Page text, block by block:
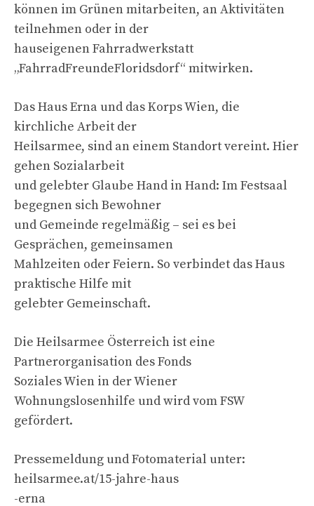
können im Grünen mitarbeiten, an Aktivitäten
teilnehmen oder in der
hauseigenen Fahrradwerkstatt
„FahrradFreundeFloridsdorf“ mitwirken.
Das Haus Erna und das Korps Wien, die
kirchliche Arbeit der
Heilsarmee, sind an einem Standort vereint. Hier
gehen Sozialarbeit
und gelebter Glaube Hand in Hand: Im Festsaal
begegnen sich Bewohner
und Gemeinde regelmäßig – sei es bei
Gesprächen, gemeinsamen
Mahlzeiten oder Feiern. So verbindet das Haus
praktische Hilfe mit
gelebter Gemeinschaft.
Die Heilsarmee Österreich ist eine
Partnerorganisation des Fonds
Soziales Wien in der Wiener
Wohnungslosenhilfe und wird vom FSW
gefördert.
Pressemeldung und Fotomaterial unter:
heilsarmee.at/15-jahre-haus
-erna